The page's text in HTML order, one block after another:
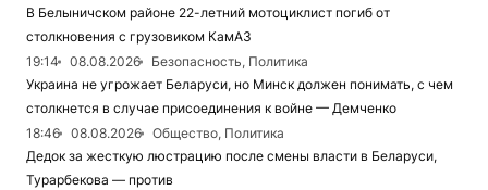
В Белыничском районе 22-летний мотоциклист погиб от
столкновения с грузовиком КамАЗ
19:14
08.08.2026
Безопасность, Политика
Украина не угрожает Беларуси, но Минск должен понимать, с чем
столкнется в случае присоединения к войне — Демченко
18:46
08.08.2026
Общество, Политика
Дедок за жесткую люстрацию после смены власти в Беларуси,
Турарбекова — против